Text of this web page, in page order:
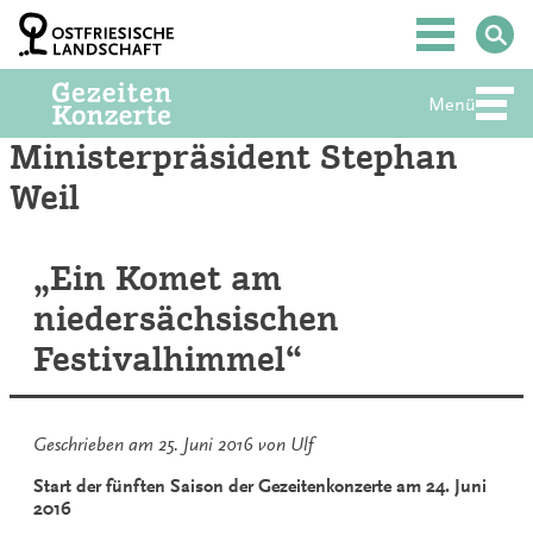
Zum
Inhalt
springen
Hauptmenü
Menü
Ministerpräsident Stephan
Weil
„Ein Komet am
niedersächsischen
Festivalhimmel“
Geschrieben am 25. Juni 2016 von Ulf
Start der fünften Saison der Gezeitenkonzerte am 24. Juni
2016